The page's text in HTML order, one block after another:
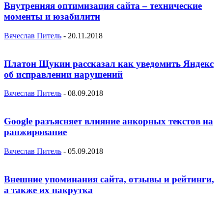
Внутренняя оптимизация сайта – технические
моменты и юзабилити
Вячеслав Питель - 20.11.2018
Платон Щукин рассказал как уведомить Яндекс
об исправлении нарушений
Вячеслав Питель - 08.09.2018
Google разъясняет влияние анкорных текстов на
ранжирование
Вячеслав Питель - 05.09.2018
Внешние упоминания сайта, отзывы и рейтинги,
а также их накрутка